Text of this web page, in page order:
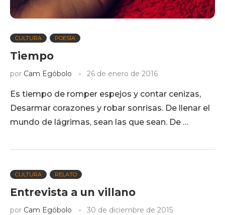
CULTURA POESÍA
Tiempo
por Cam Egóbolo 26 de enero de 2016
Es tiempo de romper espejos y contar cenizas,
Desarmar corazones y robar sonrisas. De llenar el
mundo de lágrimas, sean las que sean. De …
CULTURA RELATO
Entrevista a un villano
por Cam Egóbolo 30 de diciembre de 2015